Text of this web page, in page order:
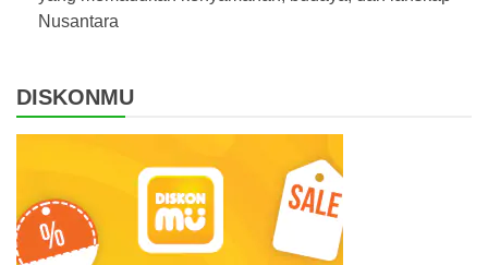
Nusantara
DISKONMU